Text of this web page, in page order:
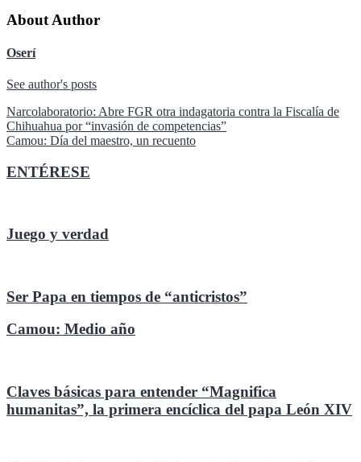
About Author
Oserí
See author's posts
Navegación
de
Narcolaboratorio: Abre FGR otra indagatoria contra la Fiscalía de
Chihuahua por “invasión de competencias”
Camou: Día del maestro, un recuento
ENTÉRESE
Juego y verdad
Ser Papa en tiempos de “anticristos”
Camou: Medio año
Claves básicas para entender “Magnifica
humanitas”, la primera encíclica del papa León XIV